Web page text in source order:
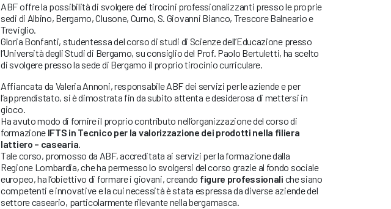
ABF offre la possibilità di svolgere dei tirocini professionalizzanti presso le proprie
sedi di Albino, Bergamo, Clusone, Curno, S. Giovanni Bianco, Trescore Balneario e
Treviglio.
Gloria Bonfanti, studentessa del corso di studi di Scienze dell’Educazione presso
l’Università degli Studi di Bergamo, su consiglio del Prof. Paolo Bertuletti, ha scelto
di svolgere presso la sede di Bergamo il proprio tirocinio curriculare.
Affiancata da Valeria Annoni, responsabile ABF dei servizi per le aziende e per
l’apprendistato, si è dimostrata fin da subito attenta e desiderosa di mettersi in
gioco.
Ha avuto modo di fornire il proprio contributo nell’organizzazione del corso di
formazione IFTS in Tecnico per la valorizzazione dei prodotti nella filiera
lattiero – casearia.
Tale corso, promosso da ABF, accreditata ai servizi per la formazione dalla
Regione Lombardia, che ha permesso lo svolgersi del corso grazie al fondo sociale
europeo, ha l’obiettivo di formare i giovani, creando figure professionali che siano
competenti e innovative e la cui necessità è stata espressa da diverse aziende del
settore caseario, particolarmente rilevante nella bergamasca.